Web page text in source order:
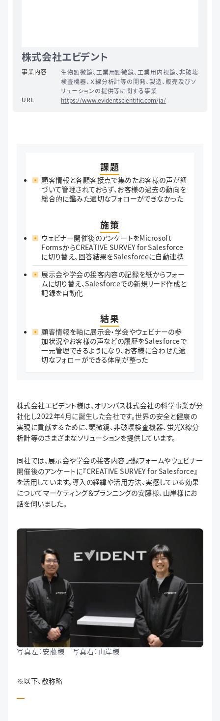
株式会社エビデント
事業内容
生物顕微鏡、工業用顕微鏡、工業用内視鏡、非破壊
検査機器、Ｘ線分析計等の開発、製造、販売及びソ
リューションの提供等に関する事業
URL
https://www.evidentscientific.com/ja/
課題
顧客情報と各顧客接点で集めたお客様の声が紐
づいて管理されておらず、お客様の過去の動向を
総合的に鑑みた適切なフォローができなかった
施策
ウェビナー開催後のアンケートをMicrosoft
FormsからCREATIVE SURVEY for Salesforce
に切り替え、回答結果をSalesforceに自動連携
展示会や学会の接客内容の記録を紙からフォー
ムに切り替え、Salesforceでの新規リード作成と
記録を自動化
結果
顧客情報を軸に展示会・学会やウェビナーの参
加状況やお客様の声などの履歴をSalesforceで
一元管理できるようになり、お客様に合わせた適
切なフォローができる体制が整った
株式会社エビデント様は、オリンパス株式会社の科学事業が分
社化し2022年4月に誕生した会社です。世界の安全と健康の
実現に貢献するために、顕微鏡、非破壊検査機器、蛍光X線分
析計等のさまざまなソリューションを提供しています。
同社では、展示会や学会の接客内容記録フォームやウェビナー
開催後のアンケートに『CREATIVE SURVEY for Salesforce』
を活用しています。導入の経緯や活用方法、実感している効果
についてマーケティング＆プランニングの安藤様、山岸様にお
話を伺いました。
写真左：安藤様 写真右：山岸様
※以下、敬称略